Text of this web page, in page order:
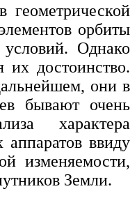
орбиты
Однако
их достоинство.
они в
бывают очень
характера
ввиду
изменяемости,
Земли.